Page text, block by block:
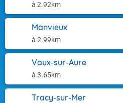
à 2.92km
Manvieux
à 2.99km
Vaux-sur-Aure
à 3.65km
Tracy-sur-Mer